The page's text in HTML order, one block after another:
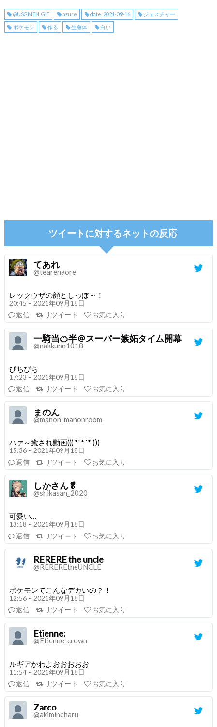
@USGMEN_GIF azure date_2021-09-16 ジェスチャー
ポケモン 作る 生命体 白い
ツイートに対するネットの反応
てあれ
@tearenaore
レックウザの顔としっぽ～！
20:45 – 2021年09月18日
返信
リツイート お気に入り
一騎当🍊半＠スーパー嫉妬タイム開幕
@nakkunn1018
ぴちぴち
17:23 – 2021年09月18日
返信
リツイート お気に入り
まのん
@manon_manonroom
ハァ～癒され動画((( *´꒳`* )))
15:36 – 2021年09月18日
返信
リツイート お気に入り
しかさん🥬
@shikasan_2020
可愛い…
13:18 – 2021年09月18日
返信
リツイート お気に入り
RERERE the uncle
@REREREtheUNCLE
ポケモンてこんなデカいの？！
12:56 – 2021年09月18日
返信
リツイート お気に入り
Etienne:
@Etienne_crown
ルギアかわよおおおおお
11:54 – 2021年09月18日
返信
リツイート お気に入り
Zarco
@akimineharu